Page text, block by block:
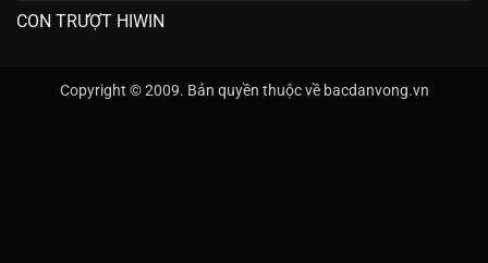
CON TRƯỢT HIWIN
Copyright © 2009. Bản quyền thuộc về bacdanvong.vn